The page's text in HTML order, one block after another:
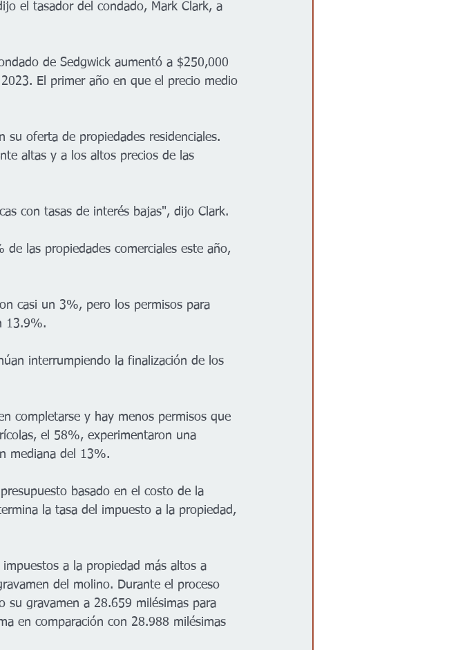
el tasador del condado, Mark Clark, a
de Sedgwick aumentó a $250,000
El primer año en que el precio medio
su oferta de propiedades residenciales.
altas y a los altos precios de las
con tasas de interés bajas", dijo Clark.
de las propiedades comerciales este año,
casi un 3%, pero los permisos para
13.9%.
interrumpiendo la finalización de los
completarse y hay menos permisos que
el 58%, experimentaron una
mediana del 13%.
basado en el costo de la
la tasa del impuesto a la propiedad,
a la propiedad más altos a
del molino. Durante el proceso
su gravamen a 28.659 milésimas para
en comparación con 28.988 milésimas